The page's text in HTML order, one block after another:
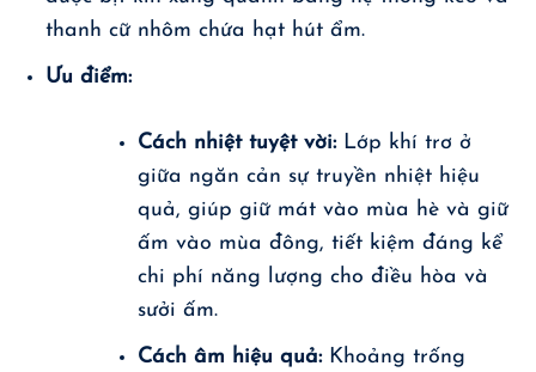
thanh cữ nhôm chứa hạt hút ẩm.
Ưu điểm:
Cách nhiệt tuyệt vời:Lớp khí trơ ở
giữa ngăn cản sự truyền nhiệt hiệu
quả, giúp giữ mát vào mùa hè và giữ
ấm vào mùa đông, tiết kiệm đáng kể
chi phí năng lượng cho điều hòa và
sưởi ấm.
Cách âm hiệu quả:Khoảng trống